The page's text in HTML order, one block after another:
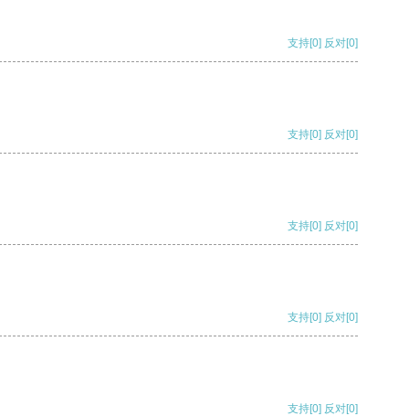
支持[0] 反对[0]
支持[0] 反对[0]
支持[0] 反对[0]
支持[0] 反对[0]
支持[0] 反对[0]